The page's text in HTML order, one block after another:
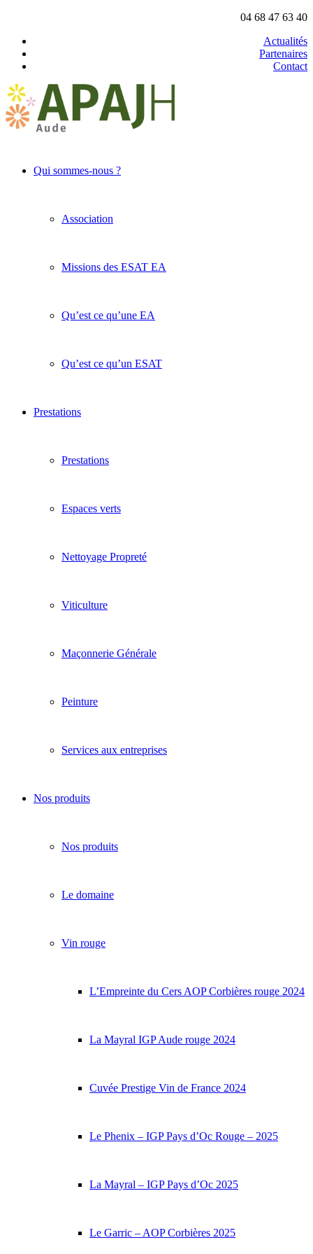
04 68 47 63 40
Actualités
Partenaires
Contact
Qui sommes-nous ?
Association
Missions des ESAT EA
Qu’est ce qu’une EA
Qu’est ce qu’un ESAT
Prestations
Prestations
Espaces verts
Nettoyage Propreté
Viticulture
Maçonnerie Générale
Peinture
Services aux entreprises
Nos produits
Nos produits
Le domaine
Vin rouge
L’Empreinte du Cers AOP Corbières rouge 2024
La Mayral IGP Aude rouge 2024
Cuvée Prestige Vin de France 2024
Le Phenix – IGP Pays d’Oc Rouge – 2025
La Mayral – IGP Pays d’Oc 2025
Le Garric – AOP Corbières 2025